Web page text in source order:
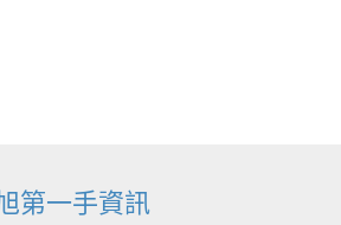
第一手資訊